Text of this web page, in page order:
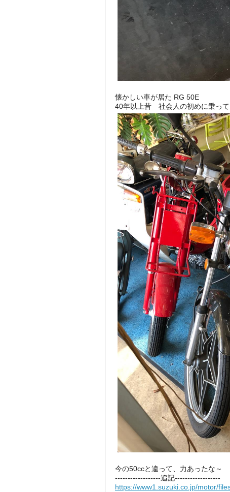
懐かしい車が居た RG 50E
40年以上昔 社会人の初めに乗っ
今の50ccと違って、力あったな～
------------------追記------------------
https://www1.suzuki.co.jp/motor/